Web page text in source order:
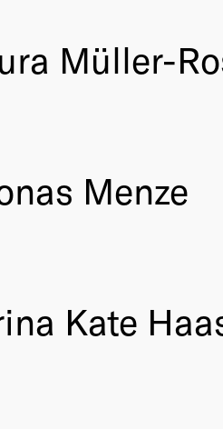
Müller-
Menze
Kate